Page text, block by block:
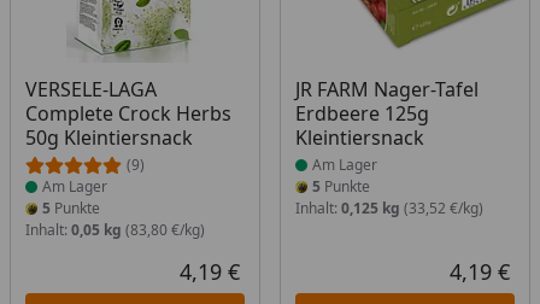
VERSELE-LAGA
Complete Crock Herbs
50g Kleintiersnack
(9)
Produkt am Lager
Am Lager
5 Punkte
Inhalt: 0,05 kg (83,80 €/kg)
Aktueller Preis
4,19 €
JR FARM Nager-Tafel
Erdbeere 125g
Kleintiersnack
Produkt am Lager
Am Lager
5 Punkte
Inhalt: 0,125 kg (33,52 €/kg)
4,19 €